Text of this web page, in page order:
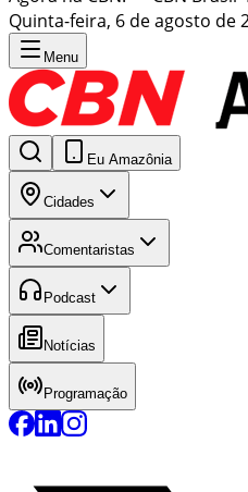
Quinta-feira, 6 de agosto de
Menu
Eu Amazônia
Cidades
Comentaristas
Podcast
Notícias
Programação